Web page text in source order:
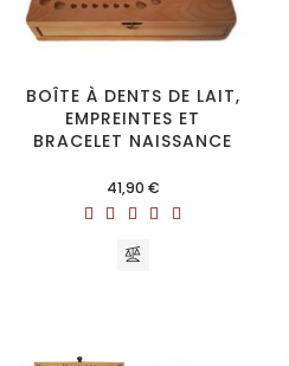
BOÎTE À DENTS DE LAIT,
EMPREINTES ET
BRACELET NAISSANCE
Prix
41,90 €